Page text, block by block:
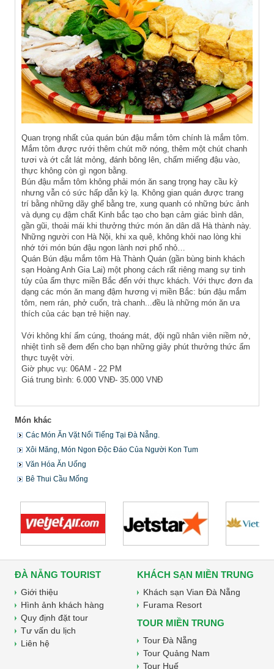
Quan trọng nhất của quán bún đậu mắm tôm chính là mắm tôm.
Mắm tôm được rưới thêm chút mỡ nóng, thêm một chút chanh
tươi và ớt cắt lát mỏng, đánh bông lên, chấm miếng đậu vào,
thực không còn gì ngon bằng.
Bún đậu mắm tôm không phải món ăn sang trọng hay cầu kỳ
nhưng vẫn có sức hấp dẫn kỳ lạ. Không gian quán được trang
trí bằng những dãy ghế bằng tre, xung quanh có những bức ảnh
và dụng cụ đậm chất Kinh bắc tạo cho bạn cảm giác bình dân,
gần gũi, thoải mái khi thưởng thức món ăn dân dã Hà thành này.
Những người con Hà Nội, khi xa quê, không khỏi nao lòng khi
nhớ tới món bún đậu ngon lành nơi phố nhỏ…
Quán Bún đậu mắm tôm Hà Thành Quán (gần bùng binh khách
sạn Hoàng Anh Gia Lai) một phong cách rất riêng mang sự tinh
túy của ẩm thực miền Bắc đến với thực khách. Với thực đơn đa
dạng các món ăn mang đậm hương vị miền Bắc: bún đậu mắm
tôm, nem rán, phở cuốn, trà chanh...đều là những món ăn ưa
thích của các bạn trẻ hiện nay.
Với không khí ấm cúng, thoáng mát, đội ngũ nhân viên niềm nở,
nhiệt tình sẽ đem đến cho bạn những giây phút thưởng thức ẩm
thực tuyệt vời.
Giờ phục vụ: 06AM - 22 PM
Giá trung bình: 6.000 VNĐ- 35.000 VNĐ
Món khác
Các Món Ăn Vặt Nổi Tiếng Tại Đà Nẵng.
Xôi Măng, Món Ngon Độc Đáo Của Người Kon Tum
Văn Hóa Ăn Uống
Bê Thui Cầu Mống
ĐÀ NẴNG TOURIST
Giới thiệu
Hình ảnh khách hàng
Quy định đặt tour
Tư vấn du lịch
Liên hệ
KHÁCH SẠN MIỀN TRUNG
Khách sạn Vian Đà Nẵng
Furama Resort
TOUR MIỀN TRUNG
Tour Đà Nẵng
Tour Quảng Nam
Tour Huế